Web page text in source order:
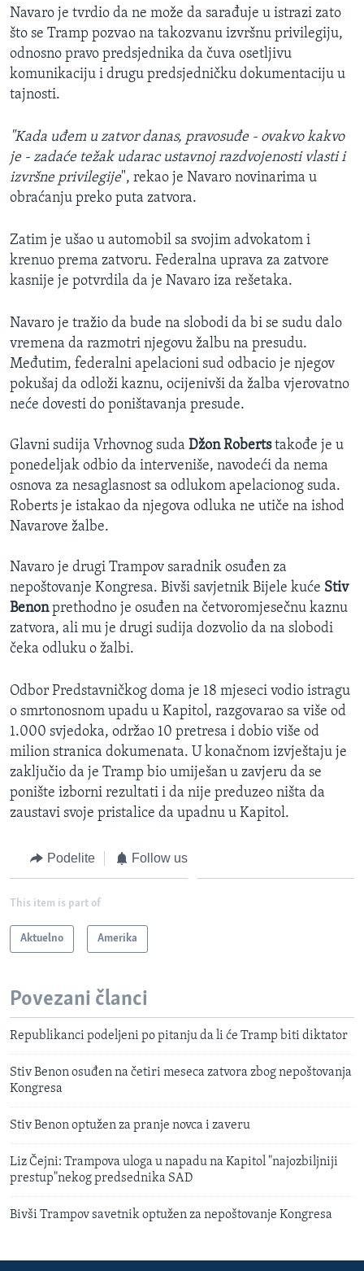
Navaro je tvrdio da ne može da sarađuje u istrazi zato
što se Tramp pozvao na takozvanu izvršnu privilegiju,
odnosno pravo predsjednika da čuva osetljivu
komunikaciju i drugu predsjedničku dokumentaciju u
tajnosti.
"Kada uđem u zatvor danas, pravosuđe - ovakvo kakvo
je - zadaće težak udarac ustavnoj razdvojenosti vlasti i
izvršne privilegije", rekao je Navaro novinarima u
obraćanju preko puta zatvora.
Zatim je ušao u automobil sa svojim advokatom i
krenuo prema zatvoru. Federalna uprava za zatvore
kasnije je potvrdila da je Navaro iza rešetaka.
Navaro je tražio da bude na slobodi da bi se sudu dalo
vremena da razmotri njegovu žalbu na presudu.
Međutim, federalni apelacioni sud odbacio je njegov
pokušaj da odloži kaznu, ocijenivši da žalba vjerovatno
neće dovesti do poništavanja presude.
Glavni sudija Vrhovnog suda Džon Robertstakođe je u
ponedeljak odbio da interveniše, navodeći da nema
osnova za nesaglasnost sa odlukom apelacionog suda.
Roberts je istakao da njegova odluka ne utiče na ishod
Navarove žalbe.
Navaro je drugi Trampov saradnik osuđen za
nepoštovanje Kongresa. Bivši savjetnik Bijele kuće Stiv
Benonprethodno je osuđen na četvoromjesečnu kaznu
zatvora, ali mu je drugi sudija dozvolio da na slobodi
čeka odluku o žalbi.
Odbor Predstavničkog doma je 18 mjeseci vodio istragu
o smrtonosnom upadu u Kapitol, razgovarao sa više od
1.000 svjedoka, održao 10 pretresa i dobio više od
milion stranica dokumenata. U konačnom izvještaju je
zaključio da je Tramp bio umiješan u zavjeru da se
ponište izborni rezultati i da nije preduzeo ništa da
zaustavi svoje pristalice da upadnu u Kapitol.
Podelite Follow us
This item is part of
Aktuelno Amerika
Povezani članci
Republikanci podeljeni po pitanju da li će Tramp biti diktator
Stiv Benon osuđen na četiri meseca zatvora zbog nepoštovanja
Kongresa
Stiv Benon optužen za pranje novca i zaveru
Liz Čejni: Trampova uloga u napadu na Kapitol "najozbiljniji
prestup"nekog predsednika SAD
Bivši Trampov savetnik optužen za nepoštovanje Kongresa